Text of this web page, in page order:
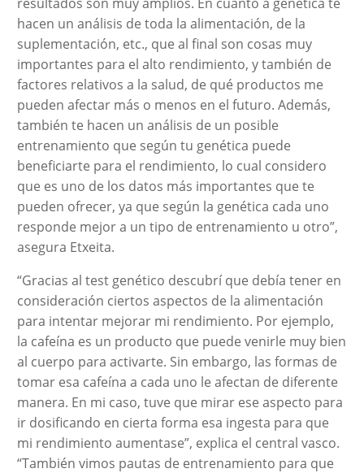
hacen un análisis de toda la alimentación, de la
suplementación, etc., que al final son cosas muy
importantes para el alto rendimiento, y también de
factores relativos a la salud, de qué productos me
pueden afectar más o menos en el futuro. Además,
también te hacen un análisis de un posible
entrenamiento que según tu genética puede
beneficiarte para el rendimiento, lo cual considero
que es uno de los datos más importantes que te
pueden ofrecer, ya que según la genética cada uno
responde mejor a un tipo de entrenamiento u otro”,
asegura Etxeita.
“Gracias al test genético descubrí que debía tener en
consideración ciertos aspectos de la alimentación
para intentar mejorar mi rendimiento. Por ejemplo,
la cafeína es un producto que puede venirle muy bien
al cuerpo para activarte. Sin embargo, las formas de
tomar esa cafeína a cada uno le afectan de diferente
manera. En mi caso, tuve que mirar ese aspecto para
ir dosificando en cierta forma esa ingesta para que
mi rendimiento aumentase”, explica el central vasco.
“También vimos pautas de entrenamiento para que